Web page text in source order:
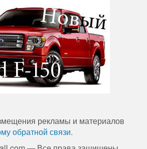
рекламы и материалов
обратной связи.